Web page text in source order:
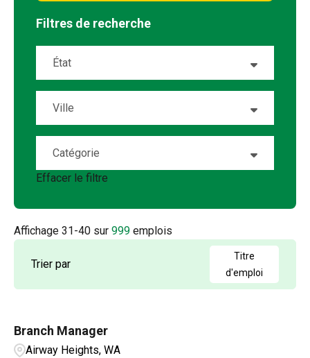
Filtres de recherche
État
Alabama 15
Alaska 1
Alberta 20
Arkansas
21
California 64
Connecticut
Ville
Abeline 7
Airway Heights 1
Albuquerque 2
Aldergrove 1
Amarillo
Catégorie
Account Management
1
2
Business Intelligence
Effacer le filtre
Affichage 31-40 sur 999 emplois
Trier par
Titre
d'emploi
Branch Manager
Airway Heights, WA